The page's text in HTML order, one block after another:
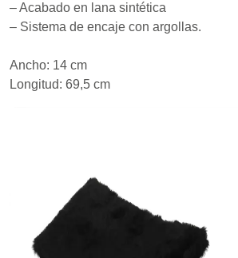
– Acabado en lana sintética
– Sistema de encaje con argollas.
Ancho: 14 cm
Longitud: 69,5 cm